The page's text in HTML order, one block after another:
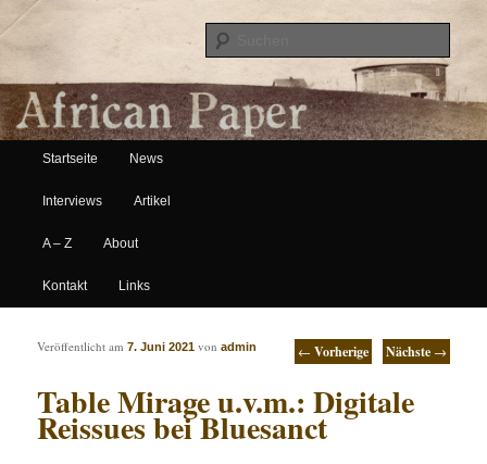
African Paper
Hauptmenü
Zum Inhalt wechseln
Zum sekundären Inhalt wechseln
Startseite News
Interviews Artikel
A – Z About
Kontakt Links
Artikelnavigation ← Vorherige Nächste →
Table Mirage u.v.m.: Digitale
Reissues bei Bluesanct
Veröffentlicht am7. Juni 2021 vonadmin